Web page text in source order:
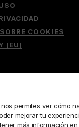
permites ver cómo
mejorar tu
más información en
COOKIES
(EU)